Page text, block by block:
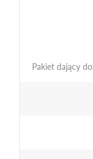
Pakiet dający